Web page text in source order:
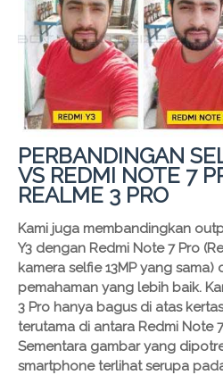
PERBANDINGAN
VS REDMI NOTE 7
REALME 3 PRO
Kami juga membandingkan
Y3 dengan Redmi Note 7 Pro
kamera selfie 13MP yang sama)
pemahaman yang lebih baik.
3 Pro hanya bagus di atas
terutama di antara Redmi Note
Sementara gambar yang
smartphone terlihat serupa